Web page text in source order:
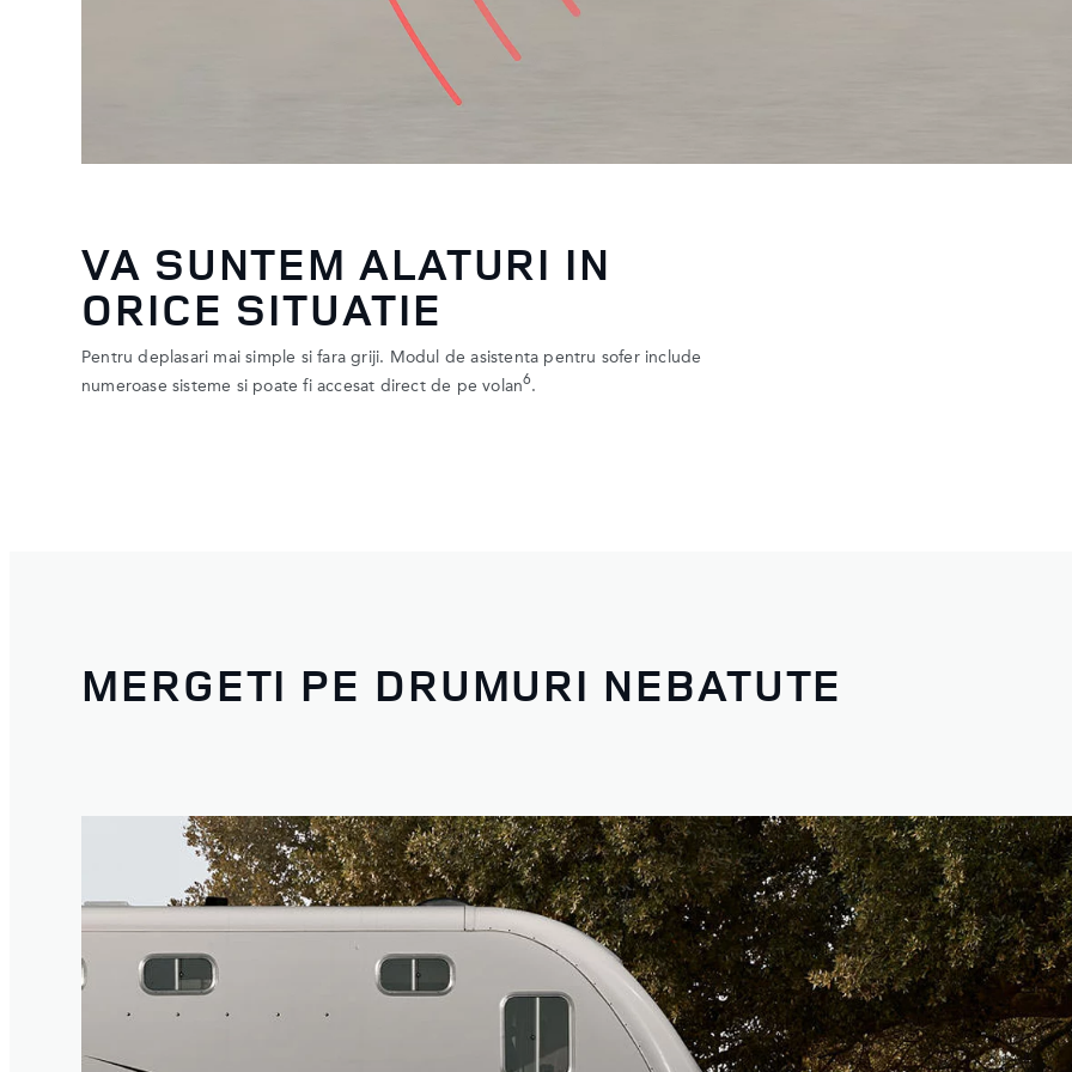
VA SUNTEM ALATURI IN
ORICE SITUATIE
Pentru deplasari mai simple si fara griji. Modul de asistenta pentru sofer include
numeroase sisteme si poate fi accesat direct de pe volan6.
MERGETI PE DRUMURI NEBATUTE